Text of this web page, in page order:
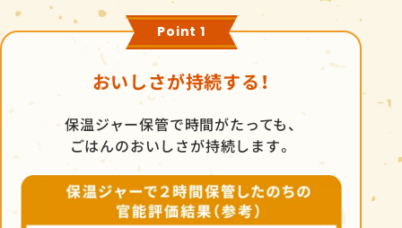
Point 1
おいしさが持続する！
保温ジャー保管で時間がたっても、
ごはんのおいしさが持続します。